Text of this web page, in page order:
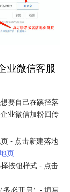
业微信客服
要自己在蹊径落
业微信加粉回传
- 点击新建落地
页
按钮样式 - 点击
务必开启）- 填写